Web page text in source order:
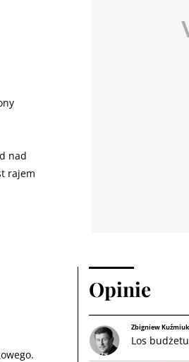
nad
rajem
Opinie
Zbigniew
Los